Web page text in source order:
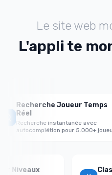
Le site web
L'appli te
Recherche Joueur Temps
Réel
Recherche instantanée avec
autocomplétion pour 5.000+
Niveaux